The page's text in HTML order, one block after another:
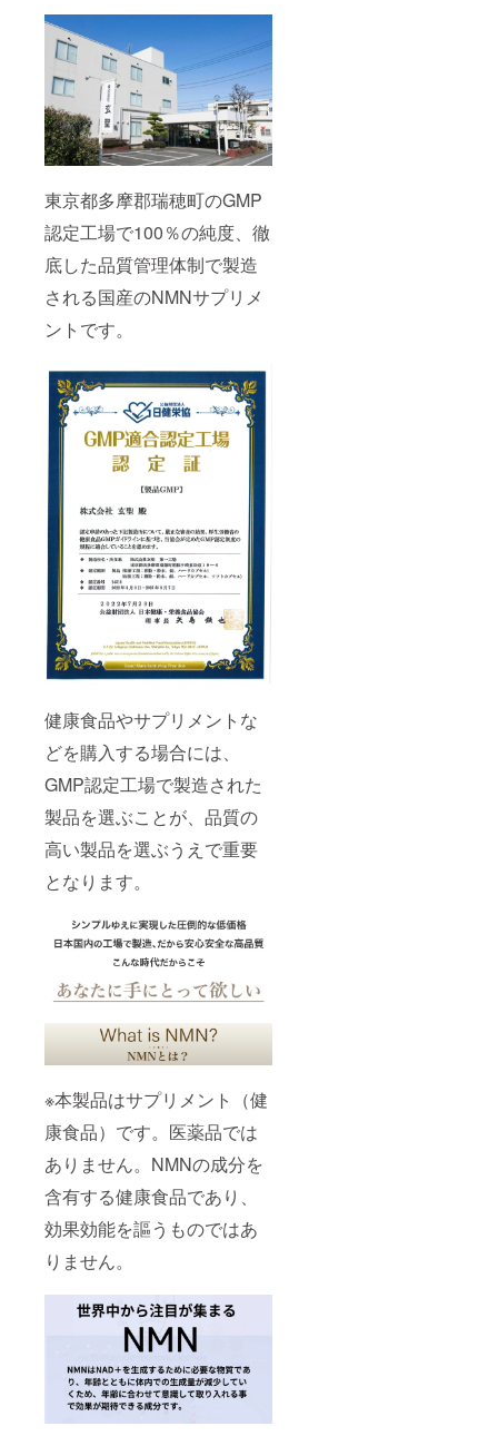
東京都多摩郡瑞穂町のGMP
認定工場で100％の純度、徹
底した品質管理体制で製造
される国産のNMNサプリメ
ントです。
健康食品やサプリメントな
どを購入する場合には、
GMP認定工場で製造された
製品を選ぶことが、品質の
高い製品を選ぶうえで重要
となります。
※本製品はサプリメント（健
康食品）です。医薬品では
ありません。NMNの成分を
含有する健康食品であり、
効果効能を謳うものではあ
りません。